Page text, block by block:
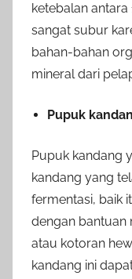
ketebalan
sangat subur
bahan-bahan
mineral dari
Pupuk
Pupuk kandang
kandang yang
fermentasi, baik
dengan bantuan
atau kotoran
kandang ini